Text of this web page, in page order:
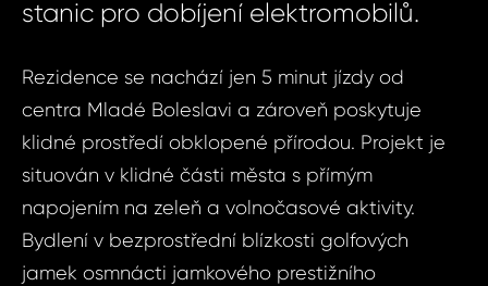
stanic pro dobíjení elektromobilů.
Rezidence se nachází jen 5 minut jízdy od
centra Mladé Boleslavi a zároveň poskytuje
klidné prostředí obklopené přírodou. Projekt je
situován v klidné části města s přímým
napojením na zeleň a volnočasové aktivity.
Bydlení v bezprostřední blízkosti golfových
jamek osmnácti jamkového prestižního